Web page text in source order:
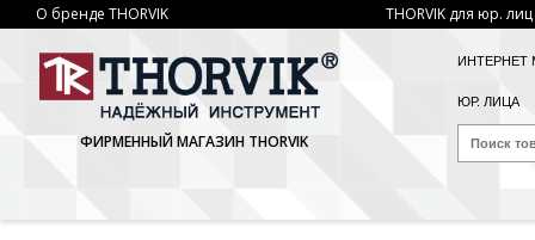
О бренде THORVIK THORVIK для юр. лиц
ФИРМЕННЫЙ МАГАЗИН THORVIK
ИНТЕРНЕТ
ЮР. ЛИЦА